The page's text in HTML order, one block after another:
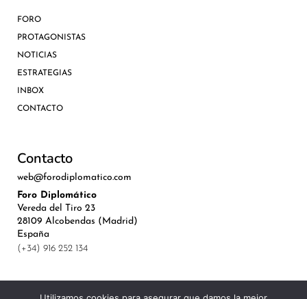
FORO
PROTAGONISTAS
NOTICIAS
ESTRATEGIAS
INBOX
CONTACTO
Contacto
web@forodiplomatico.com
Foro Diplomático
Vereda del Tiro 23
28109 Alcobendas (Madrid)
España
(+34) 916 252 134